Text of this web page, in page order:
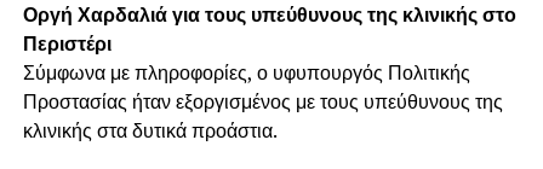
Οργή Χαρδαλιά για τους υπεύθυνους της κλινικής στο
Περιστέρι
Σύμφωνα με πληροφορίες, ο υφυπουργός Πολιτικής
Προστασίας ήταν εξοργισμένος με τους υπεύθυνους της
κλινικής στα δυτικά προάστια.